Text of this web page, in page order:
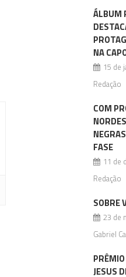
ÁLBUM
NA
15 de
Redação
COM
FASE
11 de
Redação
SOBRE
23 de
Gabriel
JESUS